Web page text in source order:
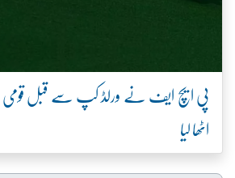
پی ایچ ایف نے ورلڈ کپ سے قبل قومی
اٹھا لیا